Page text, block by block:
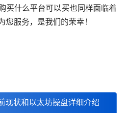
买什么平台可以买也同样面临着
服务，是我们的荣幸！
现状和以太坊操盘详细介绍